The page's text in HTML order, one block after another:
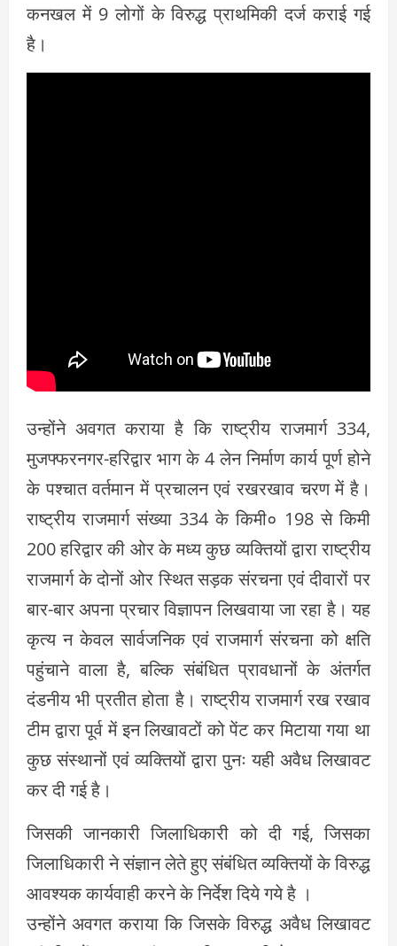
कनखल में 9 लोगों के विरुद्ध प्राथमिकी दर्ज कराई गई
है।
उन्होंने अवगत कराया है कि राष्ट्रीय राजमार्ग 334,
मुजफ्फरनगर-हरिद्वार भाग के 4 लेन निर्माण कार्य पूर्ण होने
के पश्चात वर्तमान में प्रचालन एवं रखरखाव चरण में है।
राष्ट्रीय राजमार्ग संख्या 334 के किमी० 198 से किमी
200 हरिद्वार की ओर के मध्य कुछ व्यक्तियों द्वारा राष्ट्रीय
राजमार्ग के दोनों ओर स्थित सड़क संरचना एवं दीवारों पर
बार-बार अपना प्रचार विज्ञापन लिखवाया जा रहा है। यह
कृत्य न केवल सार्वजनिक एवं राजमार्ग संरचना को क्षति
पहुंचाने वाला है, बल्कि संबंधित प्रावधानों के अंतर्गत
दंडनीय भी प्रतीत होता है। राष्ट्रीय राजमार्ग रख रखाव
टीम द्वारा पूर्व में इन लिखावटों को पेंट कर मिटाया गया था
कुछ संस्थानों एवं व्यक्तियों द्वारा पुनः यही अवैध लिखावट
कर दी गई है।
जिसकी जानकारी जिलाधिकारी को दी गई, जिसका
जिलाधिकारी ने संज्ञान लेते हुए संबंधित व्यक्तियों के विरुद्ध
आवश्यक कार्यवाही करने के निर्देश दिये गये है ।
उन्होंने अवगत कराया कि जिसके विरुद्ध अवैध लिखावट